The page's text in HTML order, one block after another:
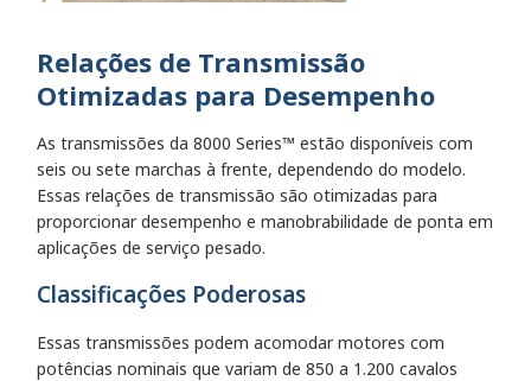
Relações de Transmissão
Otimizadas para Desempenho
As transmissões da 8000 Series™ estão disponíveis com
seis ou sete marchas à frente, dependendo do modelo.
Essas relações de transmissão são otimizadas para
proporcionar desempenho e manobrabilidade de ponta em
aplicações de serviço pesado.
Classificações Poderosas
Essas transmissões podem acomodar motores com
potências nominais que variam de 850 a 1.200 cavalos